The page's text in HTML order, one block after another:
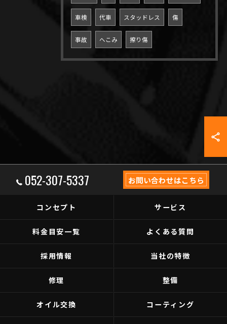
車検 代車 スタッドレス 傷
事故 へこみ 擦り傷
052-307-5337 お問い合わせはこちら
コンセプト サービス
料金目安一覧 よくある質問
採用情報 当社の特徴
修理 整備
オイル交換 コーティング